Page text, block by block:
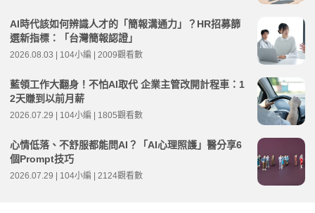
AI時代該如何辨識人才的「簡報溝通力」？HR招募篩
選新指標：「台灣簡報認證」
2026.08.03 | 104小編 | 2009觀看數
藍領工作大翻身！不怕AI取代 企業主管改開計程車：1
2天賺到以前月薪
2026.07.29 | 104小編 | 1805觀看數
心情低落、不舒服都能問AI？「AI心理照護」醫分享6
個Prompt技巧
2026.07.29 | 104小編 | 2124觀看數